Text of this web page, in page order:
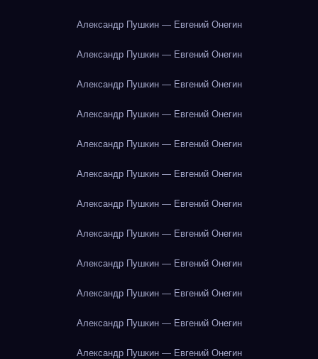
Александр Пушкин — Евгений Онегин
Александр Пушкин — Евгений Онегин
Александр Пушкин — Евгений Онегин
Александр Пушкин — Евгений Онегин
Александр Пушкин — Евгений Онегин
Александр Пушкин — Евгений Онегин
Александр Пушкин — Евгений Онегин
Александр Пушкин — Евгений Онегин
Александр Пушкин — Евгений Онегин
Александр Пушкин — Евгений Онегин
Александр Пушкин — Евгений Онегин
Александр Пушкин — Евгений Онегин